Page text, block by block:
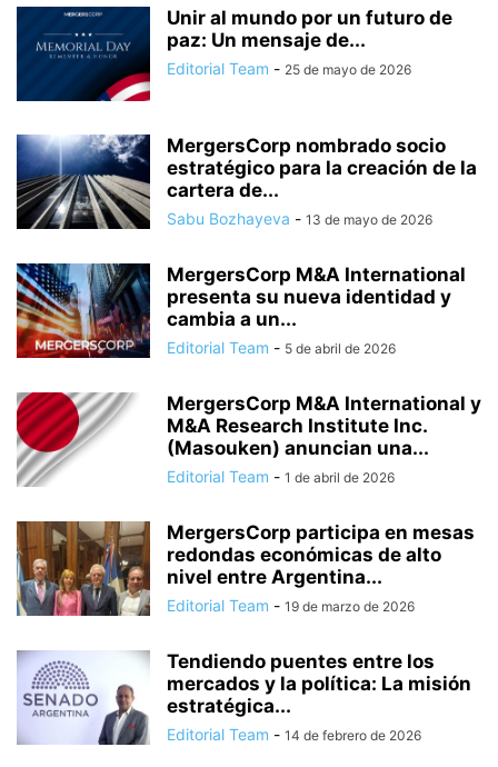
Unir al mundo por un futuro de
paz: Un mensaje de...
Editorial Team - 25 de mayo de 2026
MergersCorp nombrado socio
estratégico para la creación de la
cartera de...
Sabu Bozhayeva - 13 de mayo de 2026
MergersCorp M&A International
presenta su nueva identidad y
cambia a un...
Editorial Team - 5 de abril de 2026
MergersCorp M&A International y
M&A Research Institute Inc.
(Masouken) anuncian una...
Editorial Team - 1 de abril de 2026
MergersCorp participa en mesas
redondas económicas de alto
nivel entre Argentina...
Editorial Team - 19 de marzo de 2026
Tendiendo puentes entre los
mercados y la política: La misión
estratégica...
Editorial Team - 14 de febrero de 2026